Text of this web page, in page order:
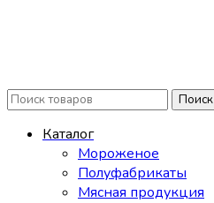
Поиск
Каталог
Мороженое
Полуфабрикаты
Мясная продукция